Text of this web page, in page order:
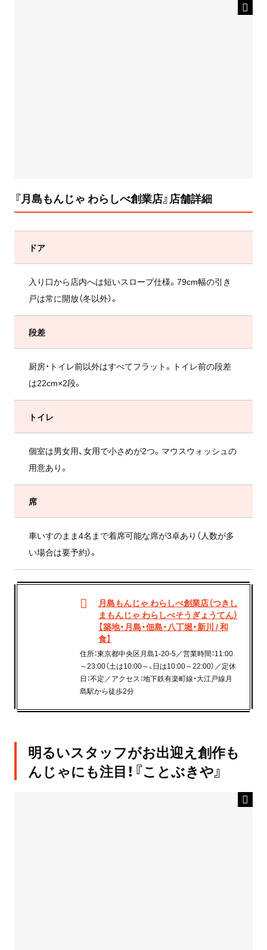
『月島もんじゃ わらしべ創業店』店舗詳細
ドア
入り口から店内へは短いスロープ仕様。79cm幅の引き
戸は常に開放（冬以外）。
段差
厨房・トイレ前以外はすべてフラット。トイレ前の段差
は22cm×2段。
トイレ
個室は男女用、女用で小さめが2つ。マウスウォッシュの
用意あり。
席
車いすのまま4名まで着席可能な席が3卓あり（人数が多
い場合は要予約）。
月島もんじゃ わらしべ創業店（つきし
まもんじゃ わらしべそうぎょうてん）
【築地・月島・佃島・八丁堀・新川 / 和
食】
住所：東京都中央区月島1-20-5／営業時間：11:00
～23:00（土は10:00～、日は10:00～22:00）／定休
日：不定／アクセス：地下鉄有楽町線・大江戸線月
島駅から徒歩2分
明るいスタッフがお出迎え創作も
んじゃにも注目！『ことぶきや』